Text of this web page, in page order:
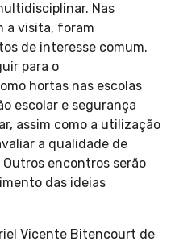
Nas
a visita, foram
de interesse comum.
para o
hortas nas escolas
escolar e segurança
assim como a utilização
a qualidade de
encontros serão
das ideias
Vicente Bitencourt de